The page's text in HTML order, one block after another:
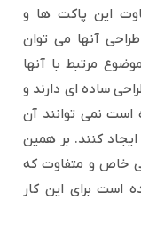
این پاکت ها و
آنها می توان
مرتبط با آنها
ساده ای دارند و
است نمی توانند آن
کنند. بر همین
خاص و متفاوت که
است برای این کار